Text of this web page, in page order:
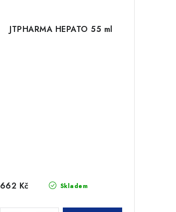
JTPHARMA HEPATO 55 ml
Skladem
662 Kč